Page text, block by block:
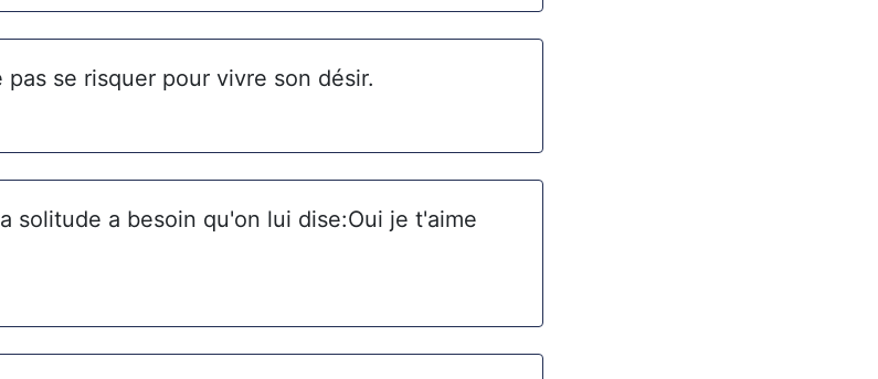
se risquer pour vivre son désir.
solitude a besoin qu'on lui dise:Oui je t'aime